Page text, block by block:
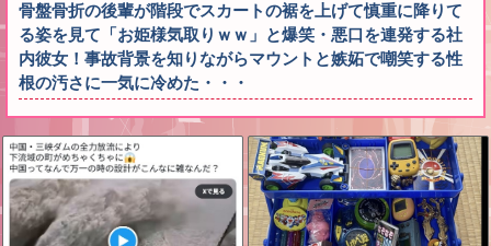
骨盤骨折の後輩が階段でスカートの裾を上げて慎重に降りて
る姿を見て「お姫様気取りｗｗ」と爆笑・悪口を連発する社
内彼女！事故背景を知りながらマウントと嫉妬で嘲笑する性
根の汚さに一気に冷めた・・・